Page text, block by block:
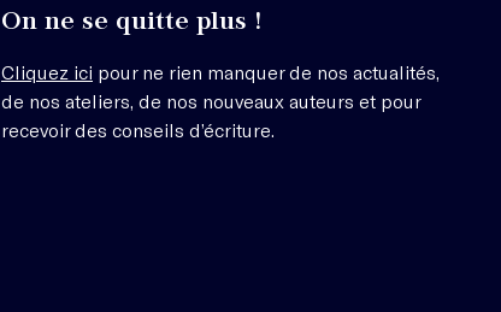
On ne se quitte plus !
Cliquez ici pour ne rien manquer de nos actualités,
de nos ateliers, de nos nouveaux auteurs et pour
recevoir des conseils d’écriture.